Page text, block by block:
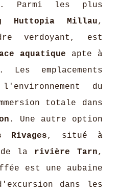
Parmi les plus
Huttopia Millau,
verdoyant, est
aquatique apte à
emplacements
du
totale dans
. Une autre option
Rivages, situé à
de la rivière Tarn,
est une aubaine
dans les